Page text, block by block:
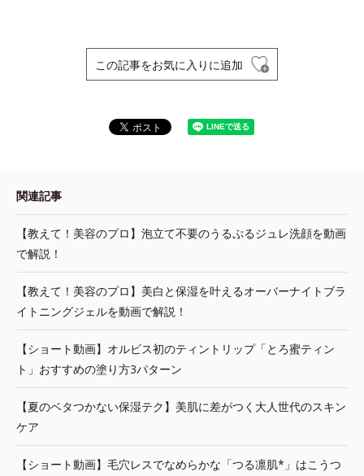
この記事をお気に入りに追加
関連記事
【教えて！美容のプロ】泡立て不要のうるぷるジュレ洗顔を動画
で解説！
【教えて！美容のプロ】美白と保湿を叶えるオーバーナイトブラ
イトニングジェルを動画で解説！
【ショート動画】オルビス初のティントリップ「とろ蜜ティン
ト」おすすめの塗り方3パターン
【夏のベタつかない保湿テク】美肌に差がつく大人世代のスキン
ケア
【ショート動画】毛穴レスでなめらかな「つる凛肌*」はこうつ